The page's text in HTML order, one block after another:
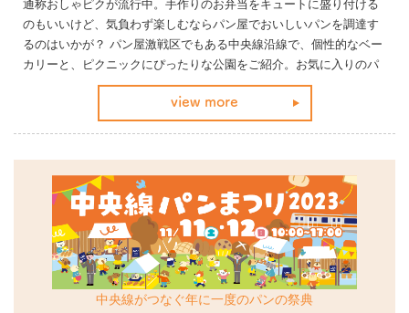
通称おしゃピクが流行中。手作りのお弁当をキュートに盛り付ける
のもいいけど、気負わず楽しむならパン屋でおいしいパンを調達す
るのはいかが？ パン屋激戦区でもある中央線沿線で、個性的なベー
カリーと、ピクニックにぴったりな公園をご紹介。お気に入りのパ
ンをゲットして、ピクニックに行こう！
view more
中央線がつなぐ年に一度のパンの祭典